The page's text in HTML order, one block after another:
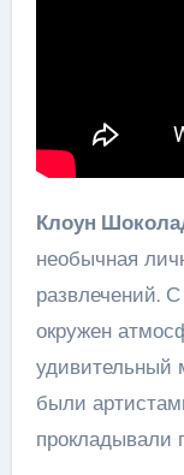
Клоун
необычная
развлечений.
окружен
удивительный
были
прокладывали